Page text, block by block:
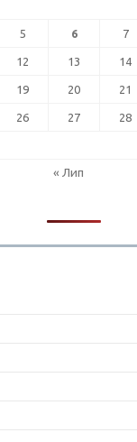
5 6 7
12 13 14
19 20 21
26 27 28
« Лип